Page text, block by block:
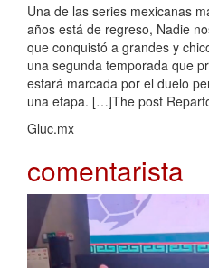
Una de las series mexicanas
años está de regreso, Nadie
que conquistó a grandes y
una segunda temporada que
estará marcada por el duelo
una etapa. […]The post
Gluc.mx
comentarista